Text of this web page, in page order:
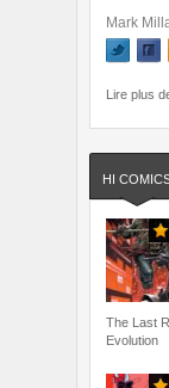
Mark
Lire plus
HI
The Last
Evolution